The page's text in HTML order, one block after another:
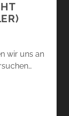
wir uns an